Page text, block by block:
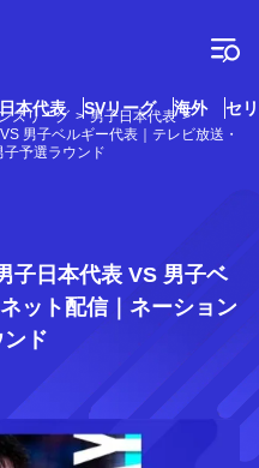
本代表 SVリーグ 海外 セ
ズリーグ
男子日本代表
男子ベルギー代表｜テレビ放送・
予選ラウンド
子日本代表 VS 男子ベ
ット配信｜ネーション
ド